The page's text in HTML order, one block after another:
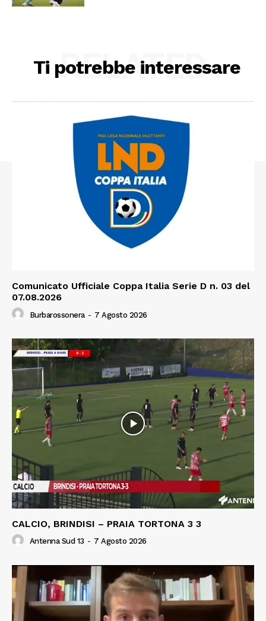
Ti potrebbe interessare
RELATED
Comunicato Ufficiale Coppa Italia Serie D n. 03 del
07.08.2026
Burbarossonera - 7 Agosto 2026
CALCIO, BRINDISI – PRAIA TORTONA 3 3
Antenna Sud 13 - 7 Agosto 2026